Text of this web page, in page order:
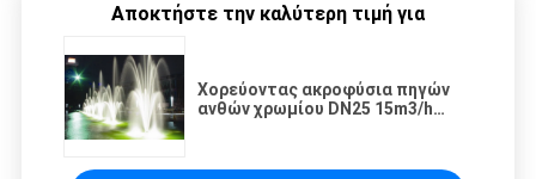
Αποκτήστε την καλύτερη τιμή για
Χορεύοντας ακροφύσια πηγών
ανθών χρωμίου DN25 15m3/h